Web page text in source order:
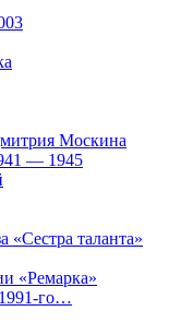
Москина
— 1945
«Сестра таланта»
«Ремарка»
го…